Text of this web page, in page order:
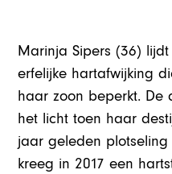
Marinja Sipers (36)
erfelijke hartafwijking
haar zoon beperkt.
het licht toen haar
jaar geleden
kreeg in 2017 een